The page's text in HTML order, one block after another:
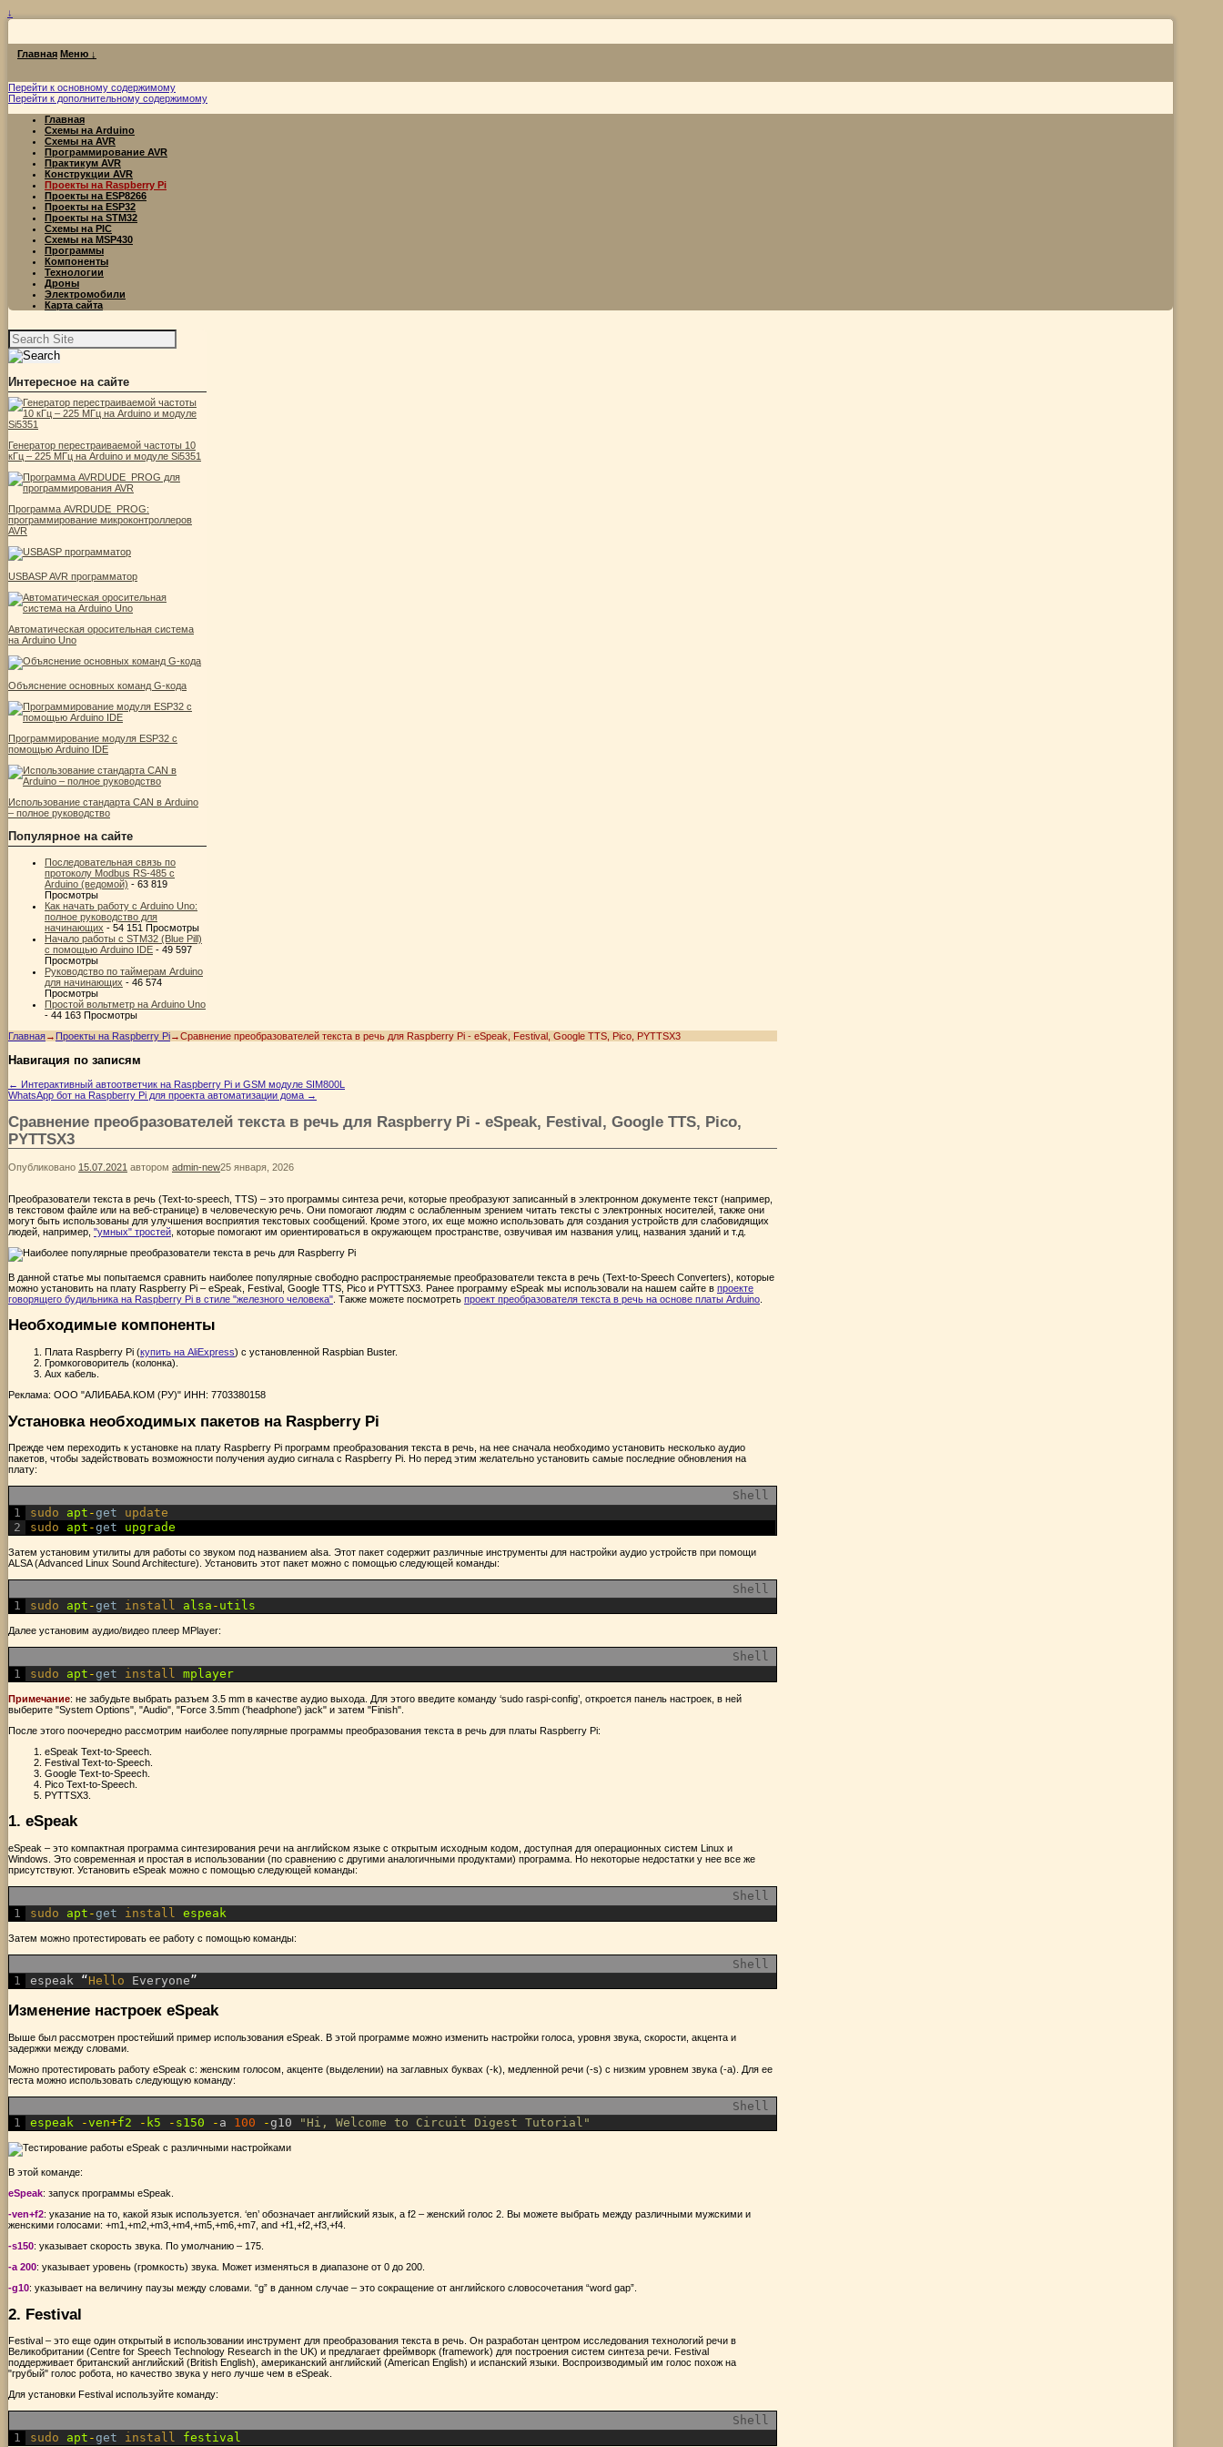
↓
Главная Меню ↓
Перейти к основному содержимому
Перейти к дополнительному содержимому
Главная
Схемы на Arduino
Схемы на AVR
Программирование AVR
Практикум AVR
Конструкции AVR
Проекты на Raspberry Pi
Проекты на ESP8266
Проекты на ESP32
Проекты на STM32
Схемы на PIC
Схемы на MSP430
Программы
Компоненты
Технологии
Дроны
Электромобили
Карта сайта
Найти:
Интересное на сайте
Генератор перестраиваемой частоты 10
кГц – 225 МГц на Arduino и модуле Si5351
Программа AVRDUDE_PROG:
программирование микроконтроллеров
AVR
USBASP AVR программатор
Автоматическая оросительная система
на Arduino Uno
Объяснение основных команд G-кода
Программирование модуля ESP32 с
помощью Arduino IDE
Использование стандарта CAN в Arduino
– полное руководство
Популярное на сайте
Последовательная связь по
протоколу Modbus RS-485 с
Arduino (ведомой) - 63 819
Просмотры
Как начать работу с Arduino Uno:
полное руководство для
начинающих - 54 151 Просмотры
Начало работы с STM32 (Blue Pill)
с помощью Arduino IDE - 49 597
Просмотры
Руководство по таймерам Arduino
для начинающих - 46 574
Просмотры
Простой вольтметр на Arduino Uno
- 44 163 Просмотры
Главная→ Проекты на Raspberry Pi→Сравнение преобразователей текста в речь для Raspberry Pi - eSpeak, Festival, Google TTS, Pico, PYTTSX3
Навигация по записям
← Интерактивный автоответчик на Raspberry Pi и GSM модуле SIM800L
WhatsApp бот на Raspberry Pi для проекта автоматизации дома →
Сравнение преобразователей текста в речь для Raspberry Pi - eSpeak, Festival, Google TTS, Pico,
PYTTSX3
Опубликовано 15.07.2021 автором admin-new25 января, 2026
Преобразователи текста в речь (Text-to-speech, TTS) – это программы синтеза речи, которые преобразуют записанный в электронном документе текст (например,
в текстовом файле или на веб-странице) в человеческую речь. Они помогают людям с ослабленным зрением читать тексты с электронных носителей, также они
могут быть использованы для улучшения восприятия текстовых сообщений. Кроме этого, их еще можно использовать для создания устройств для слабовидящих
людей, например, "умных" тростей , которые помогают им ориентироваться в окружающем пространстве, озвучивая им названия улиц, названия зданий и т.д.
В данной статье мы попытаемся сравнить наиболее популярные свободно распространяемые преобразователи текста в речь (Text-to-Speech Converters), которые
можно установить на плату Raspberry Pi – eSpeak, Festival, Google TTS, Pico и PYTTSX3. Ранее программу eSpeak мы использовали на нашем сайте в проекте
говорящего будильника на Raspberry Pi в стиле "железного человека" . Также можете посмотреть проект преобразователя текста в речь на основе платы Arduino
Необходимые компоненты
Плата Raspberry Pi (купить на AliExpress) с установленной Raspbian Buster.
Громкоговоритель (колонка).
Aux кабель.
Реклама: ООО "АЛИБАБА.КОМ (РУ)" ИНН: 7703380158
Установка необходимых пакетов на Raspberry Pi
Прежде чем переходить к установке на плату Raspberry Pi программ преобразования текста в речь, на нее сначала необходимо установить несколько аудио
пакетов, чтобы задействовать возможности получения аудио сигнала с Raspberry Pi. Но перед этим желательно установить самые последние обновления на
плату:
Shell
1
2
sudo apt -get
update
sudo apt -get upgrade
Затем установим утилиты для работы со звуком под названием alsa. Этот пакет содержит различные инструменты для настройки аудио устройств при помощи
ALSA (Advanced Linux Sound Architecture). Установить этот пакет можно с помощью следующей команды:
Shell
1
sudo apt -get install alsa - utils
Далее установим аудио/видео плеер MPlayer:
Shell
1
sudo apt -get install mplayer
Примечание: не забудьте выбрать разъем 3.5 mm в качестве аудио выхода. Для этого введите команду ‘sudo raspi-config’, откроется панель настроек, в ней
выберите "System Options", "Audio", "Force 3.5mm ('headphone') jack" и затем "Finish".
После этого поочередно рассмотрим наиболее популярные программы преобразования текста в речь для платы Raspberry Pi:
eSpeak Text-to-Speech.
Festival Text-to-Speech.
Google Text-to-Speech.
Pico Text-to-Speech.
PYTTSX3.
1. eSpeak
eSpeak – это компактная программа синтезирования речи на английском языке с открытым исходным кодом, доступная для операционных систем Linux и
Windows. Это современная и простая в использовании (по сравнению с другими аналогичными продуктами) программа. Но некоторые недостатки у нее все же
присутствуют. Установить eSpeak можно с помощью следующей команды:
Shell
1
sudo apt -get install espeak
Затем можно протестировать ее работу с помощью команды:
Shell
1
espeak “Hello Everyone”
Изменение настроек eSpeak
Выше был рассмотрен простейший пример использования eSpeak. В этой программе можно изменить настройки голоса, уровня звука, скорости, акцента и
задержки между словами.
Можно протестировать работу eSpeak с: женским голосом, акценте (выделении) на заглавных буквах (-k), медленной речи (-s) с низким уровнем звука (-a). Для ее
теста можно использовать следующую команду:
Shell
1
espeak -ven+f2 - k5 - s150 - a 100 -g10 "Hi, Welcome to Circuit Digest Tutorial"
В этой команде:
eSpeak: запуск программы eSpeak.
-ven+f2: указание на то, какой язык используется. ‘en’ обозначает английский язык, а f2 – женский голос 2. Вы можете выбрать между различными мужскими и
женскими голосами: +m1,+m2,+m3,+m4,+m5,+m6,+m7, and +f1,+f2,+f3,+f4.
-s150: указывает скорость звука. По умолчанию – 175.
-a 200: указывает уровень (громкость) звука. Может изменяться в диапазоне от 0 до 200.
-g10: указывает на величину паузы между словами. “g” в данном случае – это сокращение от английского словосочетания “word gap”.
2. Festival
Festival – это еще один открытый в использовании инструмент для преобразования текста в речь. Он разработан центром исследования технологий речи в
Великобритании (Centre for Speech Technology Research in the UK) и предлагает фреймворк (framework) для построения систем синтеза речи. Festival
поддерживает британский английский (British English), американский английский (American English) и испанский языки. Воспроизводимый им голос похож на
"грубый" голос робота, но качество звука у него лучше чем в eSpeak.
Для установки Festival используйте команду:
Shell
1
sudo apt -get install festival